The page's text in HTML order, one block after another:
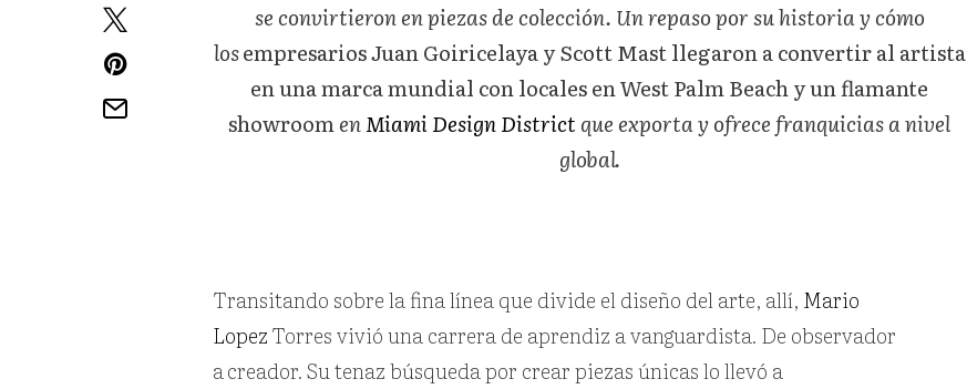
se convirtieron en piezas de colección. Un repaso por su historia y cómo
losempresarios Juan Goiricelaya y Scott Mast llegaron a convertir al artista
enuna marca mundial con locales en West Palm Beach y un flamante
showroomenMiami Design District que exporta y ofrece franquicias a nivel
global.
Transitando sobre la fina línea que divide el diseño del arte, allí, Mario
LopezTorres vivió una carrera de aprendiz a vanguardista. De observador
acreador. Su tenaz búsqueda por crear piezas únicas lo llevó a